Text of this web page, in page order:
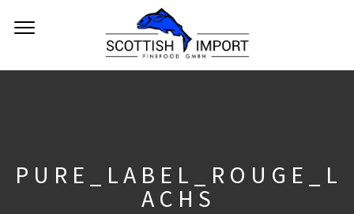
PURE_LABEL_ROUGE_L
ACHS